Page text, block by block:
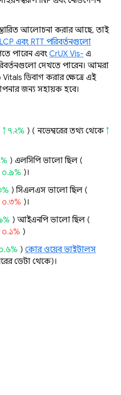
আলোচনা করার আছে, তাই
এবং RTT পরিবর্তনগুলো
পারেন এবং CrUX Vis- এ
দেখতে পারেন। আমরা
ডিবাগ করার ক্ষেত্রে এই
জন্য সহায়ক হবে।
↑ ৭.২% ) ( নভেম্বরের তথ্য থেকে ↑
) এলসিপি ভালো ছিল (
০.৯% )।
) সিএলএস ভালো ছিল (
০.৩% )।
) আইএনপি ভালো ছিল (
০.১% )
) কোর ওয়েব ভাইটালস
ডেটা থেকে)।